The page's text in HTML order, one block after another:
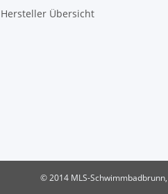
Hersteller Übersicht
© 2014 MLS-